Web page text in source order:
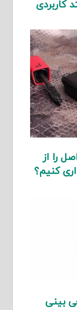
کاربردی
را از
کنیم؟
بینی